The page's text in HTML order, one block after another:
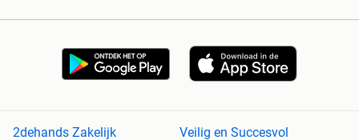
2dehands Zakelijk Veilig en Succesvol